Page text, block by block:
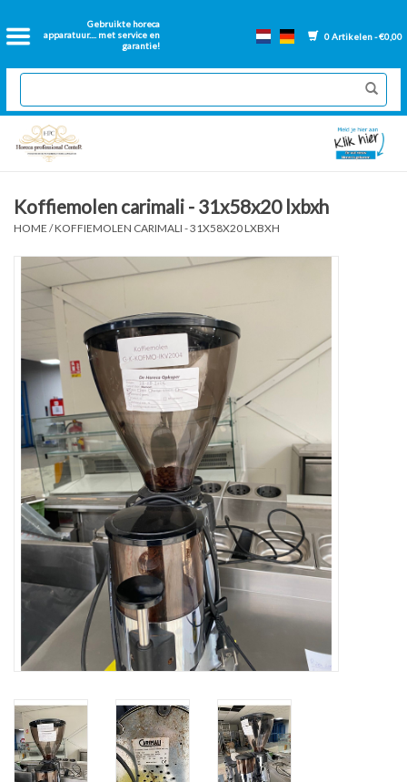
Gebruikte horeca
apparatuur.... met service en
garantie!
0 Artikelen - €0,00
Home
2dehands Horeca
Nieuwe apparatuur
GN Bakken
Onderdelen bakwanden
Ventilatie kanalen
Over ons
Koffiemolen carimali - 31x58x20 lxbxh
HOME /KOFFIEMOLEN CARIMALI - 31X58X20 LXBXH